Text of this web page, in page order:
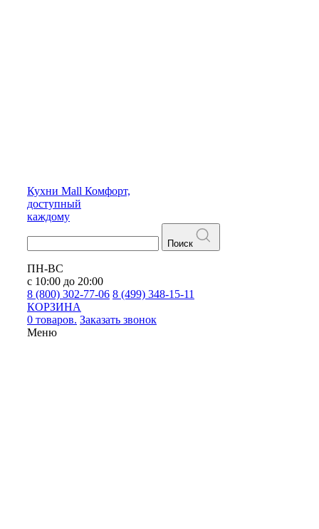
Кухни Mall Комфорт,
доступный
каждому
Поиск
ПН-ВС
с 10:00 до 20:00
8 (800) 302-77-06 8 (499) 348-15-11
КОРЗИНА
0 товаров. Заказать звонок
Меню